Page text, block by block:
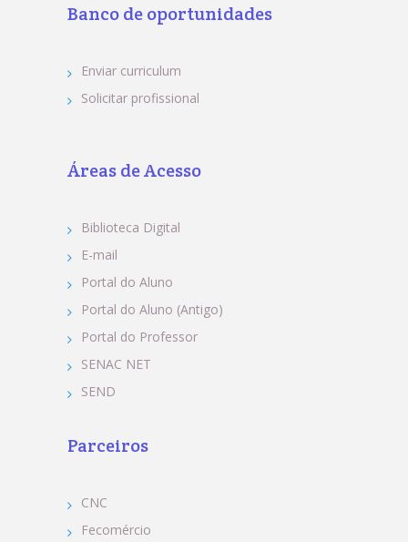
Banco de oportunidades
Enviar curriculum
Solicitar profissional
Áreas de Acesso
Biblioteca Digital
E-mail
Portal do Aluno
Portal do Aluno (Antigo)
Portal do Professor
SENAC NET
SEND
Parceiros
CNC
Fecomércio